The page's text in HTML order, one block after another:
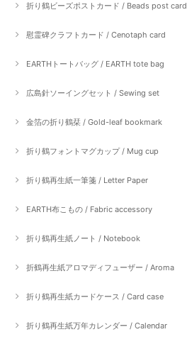
折り鶴ビーズポストカード / Beads post card
慰霊碑クラフトカード / Cenotaph card
EARTHトートバッグ / EARTH tote bag
広島針ソーイングセット / Sewing set
金箔の折り鶴栞 / Gold-leaf bookmark
折り鶴フォントマグカップ / Mug cup
折り鶴再生紙一筆箋 / Letter Paper
EARTH布こもの / Fabric accessory
折り鶴再生紙ノート / Notebook
折鶴再生紙アロマディフューザー / Aroma
折り鶴再生紙カードケース / Card case
折り鶴再生紙万年カレンダー / Calendar